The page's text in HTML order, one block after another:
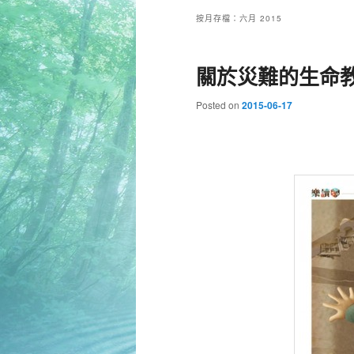
按月存檔： 六月 2015
關於災難的生命
Posted on 2015-06-17